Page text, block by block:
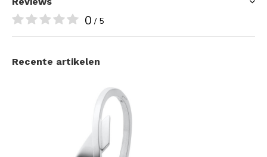
0 / 5
Recente artikelen